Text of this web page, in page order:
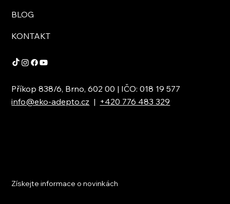
BLOG
KONTAKT
Příkop 838/6, Brno, 602 00 | IČO: 018 19 577
info@eko-adepto.cz | +420 776 483 329
Získejte informace o novinkách